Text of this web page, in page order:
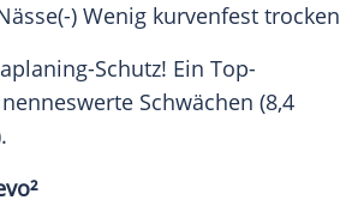
) Wenig kurvenfest trocken
Schutz! Ein Top-
Schwächen (8,4